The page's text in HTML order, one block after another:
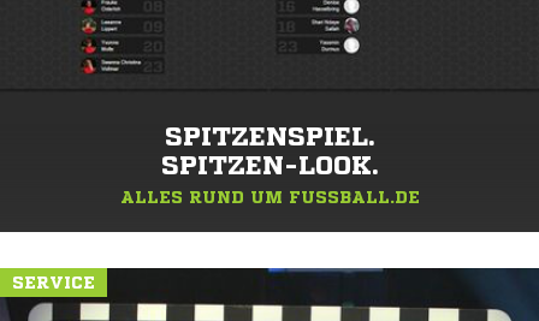
SPITZENSPIEL.
SPITZEN-LOOK.
ALLES RUND UM FUSSBALL.DE
SERVICE